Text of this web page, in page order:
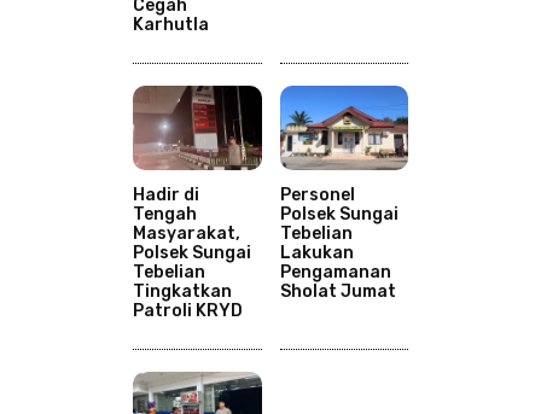
Cegah
Karhutla
Hadir di
Tengah
Masyarakat,
Polsek Sungai
Tebelian
Tingkatkan
Patroli KRYD
Personel
Polsek Sungai
Tebelian
Lakukan
Pengamanan
Sholat Jumat